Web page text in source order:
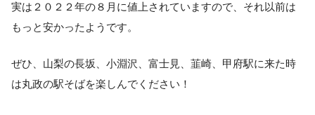
実は２０２２年の８月に値上されていますので、それ以前は
もっと安かったようです。
ぜひ、山梨の長坂、小淵沢、富士見、韮崎、甲府駅に来た時
は丸政の駅そばを楽しんでください！